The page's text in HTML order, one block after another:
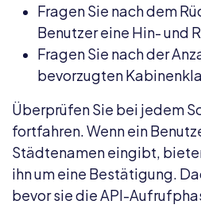
Fragen Sie nach dem
Benutzer eine Hin- und
Fragen Sie nach der
bevorzugten
Überprüfen Sie bei jedem
fortfahren. Wenn ein
Städtenamen eingibt,
ihn um eine Bestätigung.
bevor sie die API-